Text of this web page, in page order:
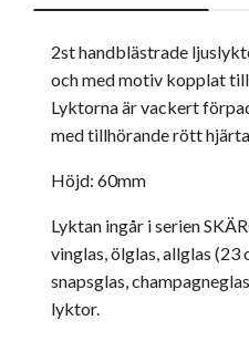
2st handblästrade
och med motiv kopplat
Lyktorna är vackert
med tillhörande rött
Höjd: 60mm
Lyktan ingår i serien
vinglas, ölglas, allglas (23
snapsglas,
lyktor.